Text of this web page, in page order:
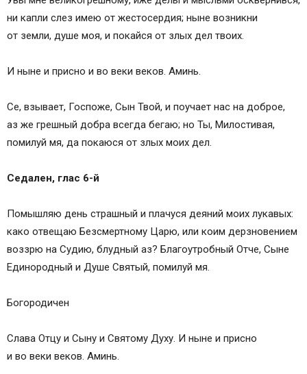
ни капли слез имею от жестосердия; ныне возникни
от земли, душе моя, и покайся от злых дел твоих.
И ныне и присно и во веки веков. Аминь.
Се, взывает, Госпоже, Сын Твой, и поучает нас на доброе,
аз же грешный добра всегда бегаю; но Ты, Милостивая,
помилуй мя, да покаюся от злых моих дел.
Седален, глас 6-й
Помышляю день страшный и плачуся деяний моих лукавых:
како отвещаю Безсмертному Царю, или коим дерзновением
воззрю на Судию, блудный аз? Благоутробный Отче, Сыне
Единородный и Душе Святый, помилуй мя.
Богородичен
Слава Отцу и Сыну и Святому Духу. И ныне и присно
и во веки веков. Аминь.